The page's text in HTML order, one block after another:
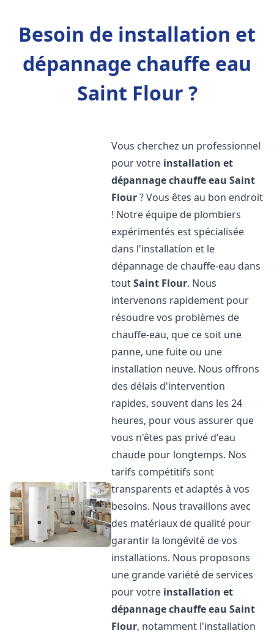
Besoin de installation et
dépannage chauffe eau
Saint Flour ?
Vous cherchez un professionnel
pour votre installation et
dépannage chauffe eau Saint
Flour? Vous êtes au bon endroit
! Notre équipe de plombiers
expérimentés est spécialisée
dans l'installation et le
dépannage de chauffe-eau dans
toutSaint Flour. Nous
intervenons rapidement pour
résoudre vos problèmes de
chauffe-eau, que ce soit une
panne, une fuite ou une
installation neuve. Nous offrons
des délais d'intervention
rapides, souvent dans les 24
heures, pour vous assurer que
vous n'êtes pas privé d'eau
chaude pour longtemps. Nos
tarifs compétitifs sont
transparents et adaptés à vos
besoins. Nous travaillons avec
des matériaux de qualité pour
garantir la longévité de vos
installations. Nous proposons
une grande variété de services
pour votre installation et
dépannage chauffe eau Saint
Flour, notamment l'installation